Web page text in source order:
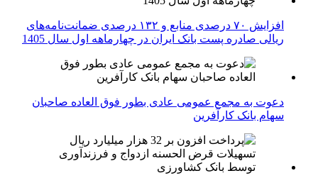
افزایش ۷۰ درصدی منابع و ۱۳۲ درصدی ضمانت‌نامه‌های
ریالی صادره پست بانک ایران در چهارماهه اول سال 1405
دعوت به مجمع عمومی عادی بطور فوق العاده صاحبان
سهام بانک کارآفرین